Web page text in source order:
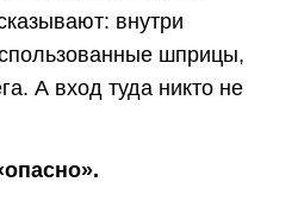
внутри
шприцы,
А вход туда никто не